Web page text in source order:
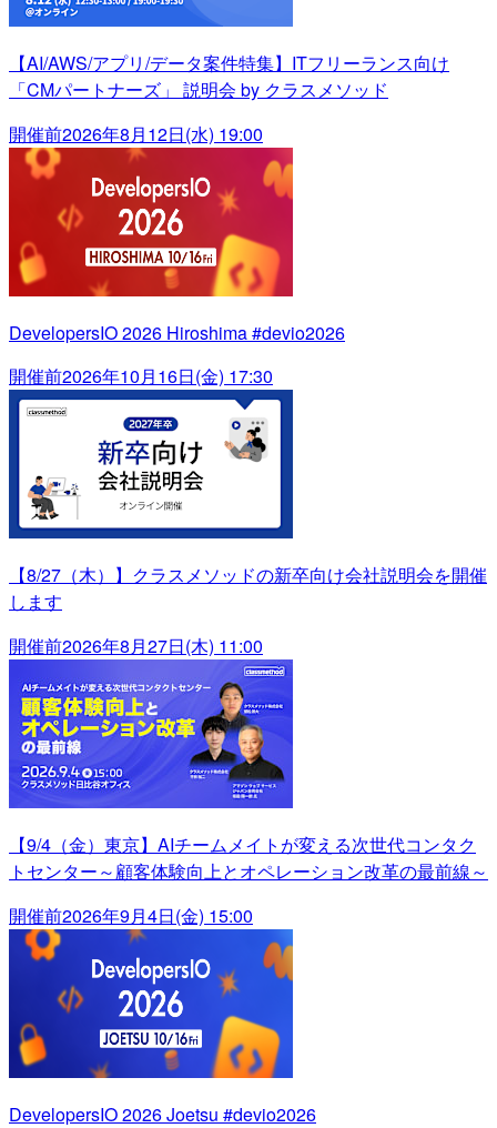
【AI/AWS/アプリ/データ案件特集】ITフリーランス向け
「CMパートナーズ」 説明会 by クラスメソッド
開催前2026年8月12日(水) 19:00
DevelopersIO 2026 Hiroshima #devio2026
開催前2026年10月16日(金) 17:30
【8/27（木）】クラスメソッドの新卒向け会社説明会を開催
します
開催前2026年8月27日(木) 11:00
【9/4（金）東京】AIチームメイトが変える次世代コンタク
トセンター～顧客体験向上とオペレーション改革の最前線～
開催前2026年9月4日(金) 15:00
DevelopersIO 2026 Joetsu #devio2026